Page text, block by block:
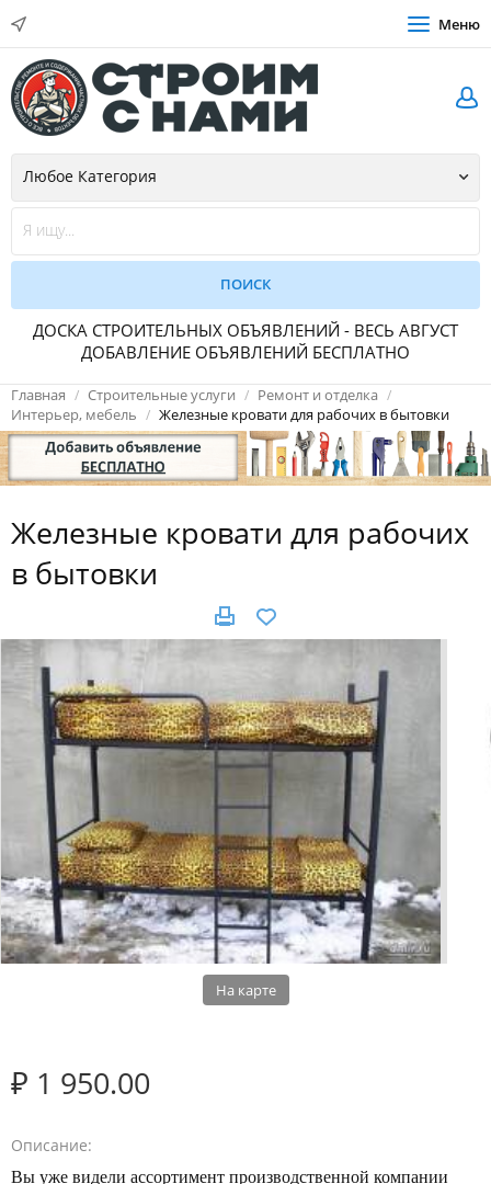
Меню
ДОСКА СТРОИТЕЛЬНЫХ ОБЪЯВЛЕНИЙ - ВЕСЬ АВГУСТ
ДОБАВЛЕНИЕ ОБЪЯВЛЕНИЙ БЕСПЛАТНО
Главная Строительные услуги
Ремонт и отделка
Интерьер, мебель
Железные кровати для рабочих в бытовки
Железные кровати для рабочих
в бытовки
На карте
₽ 1 950.00
Описание
Вы уже видели ассортимент производственной компании